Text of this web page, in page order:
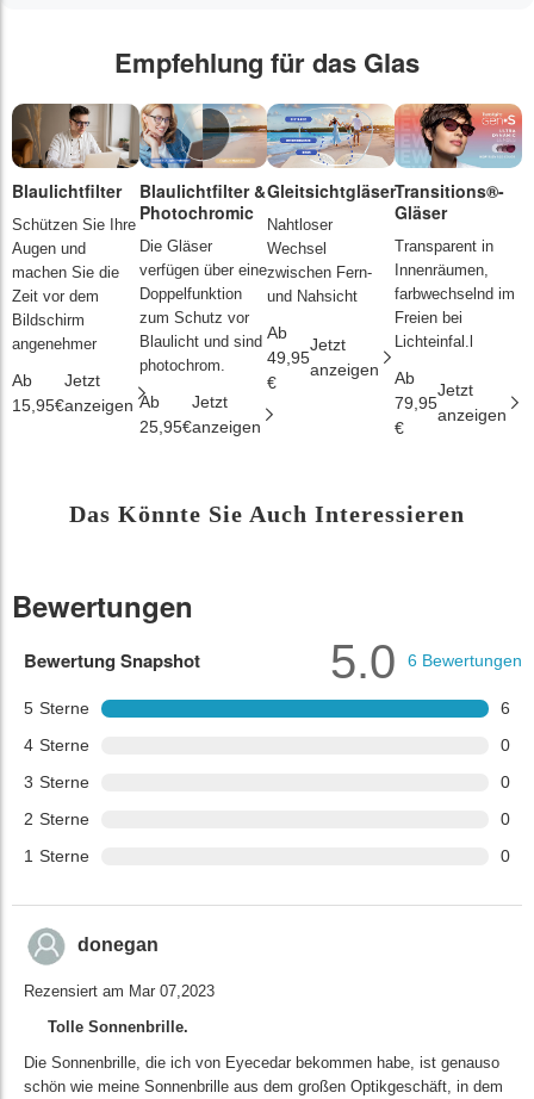
Empfehlung für das Glas
Blaulichtfilter
Schützen Sie Ihre
Augen und
machen Sie die
Zeit vor dem
Bildschirm
angenehmer
Ab
15,95€
Jetzt
anzeigen
Blaulichtfilter &
Photochromic
Die Gläser
verfügen über eine
Doppelfunktion
zum Schutz vor
Blaulicht und sind
photochrom.
Ab
25,95€
Jetzt
anzeigen
Gleitsichtgläser
Nahtloser
Wechsel
zwischen Fern-
und Nahsicht
Ab
49,95
€
Jetzt
anzeigen
Transitions®-
Gläser
Transparent in
Innenräumen,
farbwechselnd im
Freien bei
Lichteinfal.l
Ab
79,95
€
Jetzt
anzeigen
Das Könnte Sie Auch Interessieren
Bewertungen
Bewertung Snapshot
5 Sterne
6
4 Sterne
0
3 Sterne
0
2 Sterne
0
1 Sterne 0
5.0 6 Bewertungen
donegan
Rezensiert am Mar 07,2023
Tolle Sonnenbrille.
Die Sonnenbrille, die ich von Eyecedar bekommen habe, ist genauso
schön wie meine Sonnenbrille aus dem großen Optikgeschäft, in dem